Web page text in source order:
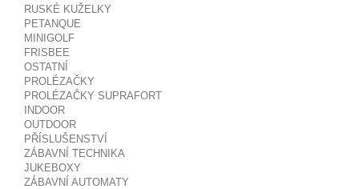
RUSKÉ KUŽELKY
PETANQUE
MINIGOLF
FRISBEE
OSTATNÍ
PROLÉZAČKY
PROLÉZAČKY SUPRAFORT
INDOOR
OUTDOOR
PŘÍSLUŠENSTVÍ
ZÁBAVNÍ TECHNIKA
JUKEBOXY
ZÁBAVNÍ AUTOMATY